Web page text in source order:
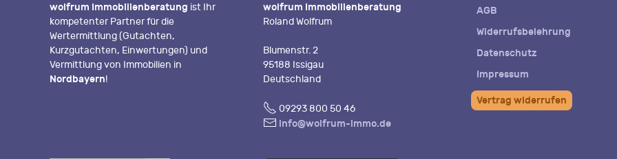
wolfrum Immobilienberatung ist Ihr
kompetenter Partner für die
Wertermittlung (Gutachten,
Kurzgutachten, Einwertungen) und
Vermittlung von Immobilien in
Nordbayern!
wolfrum Immobilienberatung
Roland Wolfrum
Blumenstr. 2
95188 Issigau
Deutschland
Fon 09293 800 50 46
E- info@wolfrum-immo.de
AGB
Widerrufsbelehrung
Datenschutz
Impressum
Vertrag widerrufen